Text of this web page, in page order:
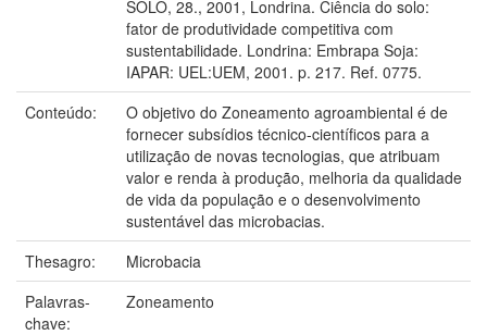
SOLO, 28., 2001, Londrina. Ciência do solo:
fator de produtividade competitiva com
sustentabilidade. Londrina: Embrapa Soja:
IAPAR: UEL:UEM, 2001. p. 217. Ref. 0775.
Conteúdo:
O objetivo do Zoneamento agroambiental é de
fornecer subsídios técnico-científicos para a
utilização de novas tecnologias, que atribuam
valor e renda à produção, melhoria da qualidade
de vida da população e o desenvolvimento
sustentável das microbacias.
Thesagro:
Microbacia
Palavras-
chave:
Zoneamento